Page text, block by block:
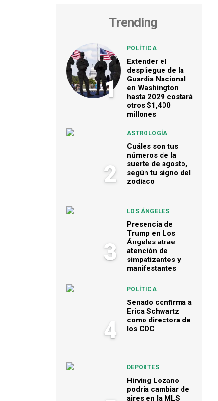
Trending
1
POLÍTICA
Extender el
despliegue de la
Guardia Nacional
en Washington
hasta 2029 costará
otros $1,400
millones
2
ASTROLOGÍA
Cuáles son tus
números de la
suerte de agosto,
según tu signo del
zodiaco
3
LOS ÁNGELES
Presencia de
Trump en Los
Ángeles atrae
atención de
simpatizantes y
manifestantes
4
POLÍTICA
Senado confirma a
Erica Schwartz
como directora de
los CDC
DEPORTES
Hirving Lozano
podría cambiar de
aires en la MLS